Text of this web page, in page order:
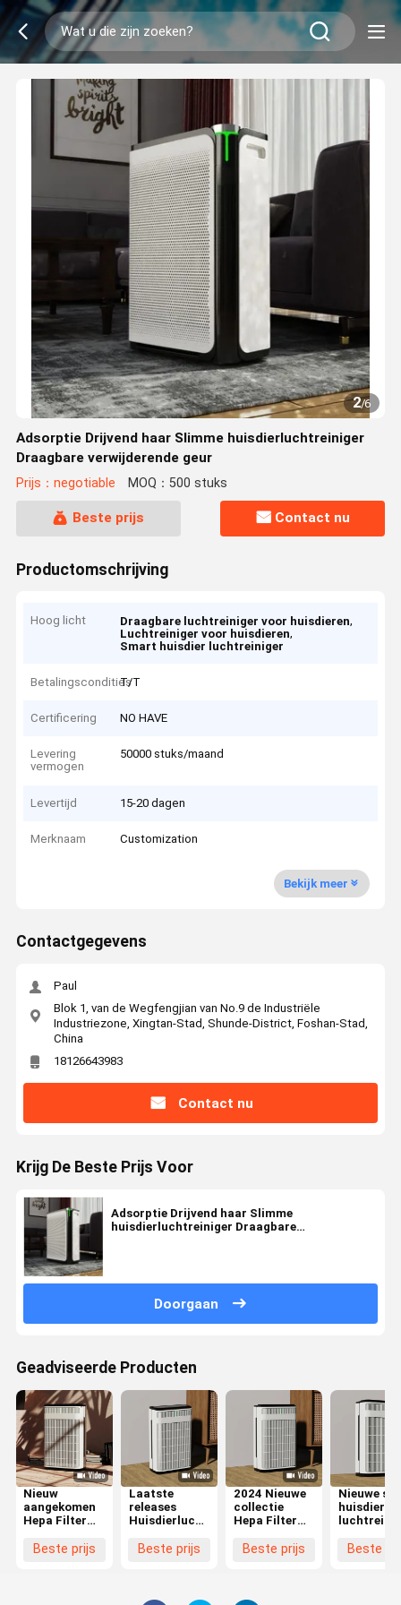
2/6
Adsorptie Drijvend haar Slimme huisdierluchtreiniger
Draagbare verwijderende geur
Prijs：negotiable MOQ：500 stuks
Beste prijs Contact nu
Productomschrijving
Hoog licht Draagbare luchtreiniger voor huisdieren,
Luchtreiniger voor huisdieren,
Smart huisdier luchtreiniger
Betalingscondities
T/T
Certificering NO HAVE
Levering
vermogen
50000 stuks/maand
Levertijd 15-20 dagen
Merknaam Customization
Bekijk meer
Contactgegevens
Paul
Blok 1, van de Wegfengjian van No.9 de Industriële
Industriezone, Xingtan-Stad, Shunde-District, Foshan-Stad,
China
18126643983
Contact nu
Krijg De Beste Prijs Voor
Adsorptie Drijvend haar Slimme
huisdierluchtreiniger Draagbare
Doorgaan
Geadviseerde Producten
Nieuw
aangekomen
Hepa Filter
voor
Beste prijs
Laatste
releases
Huisdierluchtreiniger
Drijvend Haar
Beste prijs
2024 Nieuwe
collectie
Hepa Filter
Huisdierluchtreiniger
Beste prijs
Nieuwe
huisdier
Hepa
Beste